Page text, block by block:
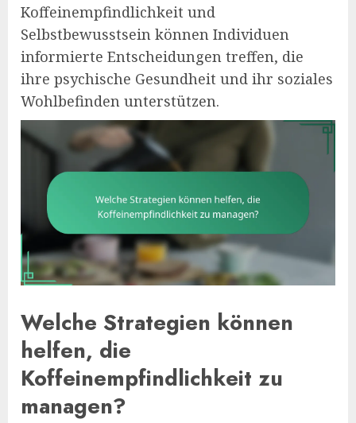
Koffeinempfindlichkeit und
Selbstbewusstsein können Individuen
informierte Entscheidungen treffen, die
ihre psychische Gesundheit und ihr soziales
Wohlbefinden unterstützen.
Welche Strategien können
helfen, die
Koffeinempfindlichkeit zu
managen?